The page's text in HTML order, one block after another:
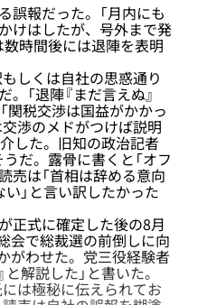
報だった。「月内にも
けはしたが、号外まで発
時間後には退陣を表明
しくは自社の思惑通り
「退陣『まだ言えぬ』
関税交渉は国益がかかっ
渉のメドがつけば説明
した。旧知の政治記者
だ。露骨に書くと「オフ
売は「首相は辞める意向
」と言い訳したかった
正式に確定した後の8月
会で総裁選の前倒しに向
がわせた。党三役経験者
解説した」と書いた。
は極秘に伝えられてお